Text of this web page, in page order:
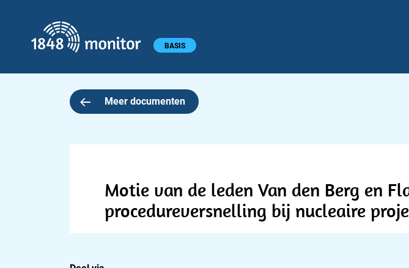
Hoofdmenu BASIS
Meer documenten
Motie van de leden Van den Berg en
procedureversnelling bij nucleaire